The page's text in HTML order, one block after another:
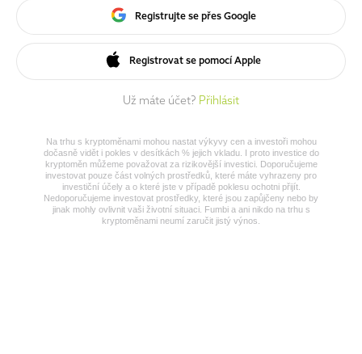
Registrujte se přes Google
Registrovat se pomocí Apple
Už máte účet? Přihlásit
Na trhu s kryptoměnami mohou nastat výkyvy cen a investoři mohou
dočasně vidět i pokles v desítkách % jejich vkladu. I proto investice do
kryptoměn můžeme považovat za rizikovější investici. Doporučujeme
investovat pouze část volných prostředků, které máte vyhrazeny pro
investiční účely a o které jste v případě poklesu ochotni přijít.
Nedoporučujeme investovat prostředky, které jsou zapůjčeny nebo by
jinak mohly ovlivnit vaši životní situaci. Fumbi a ani nikdo na trhu s
kryptoměnami neumí zaručit jistý výnos.